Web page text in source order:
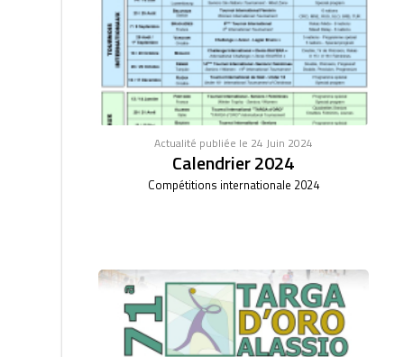
Actualité publiée le 24 Juin 2024
Calendrier 2024
Compétitions internationale 2024